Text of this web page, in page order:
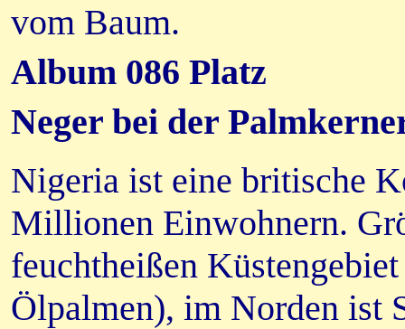
vom Baum.
Album 086 Platz
Neger bei der
Nigeria ist eine britische
Millionen Einwohnern.
feuchtheißen
Ölpalmen), im Norden ist